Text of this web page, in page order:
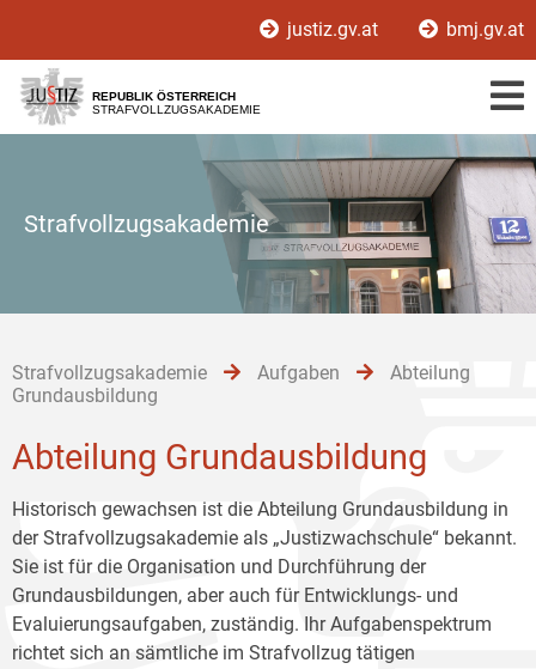
[1]
[2]
[3]
justiz.gv.at bmj.gv.at
REPUBLIK ÖSTERREICH
STRAFVOLLZUGSAKADEMIE
Strafvollzugsakademie
Strafvollzugsakademie Aufgaben
Abteilung
Grundausbildung
Abteilung Grundausbildung
Historisch gewachsen ist die Abteilung Grundausbildung in
der Strafvollzugsakademie als „Justizwachschule“ bekannt.
Sie ist für die Organisation und Durchführung der
Grundausbildungen, aber auch für Entwicklungs- und
Evaluierungsaufgaben, zuständig. Ihr Aufgabenspektrum
richtet sich an sämtliche im Strafvollzug tätigen